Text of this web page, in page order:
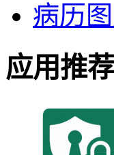
病历
应用推荐